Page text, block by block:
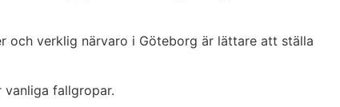
och verklig närvaro i Göteborg är lättare att ställa
fallgropar.